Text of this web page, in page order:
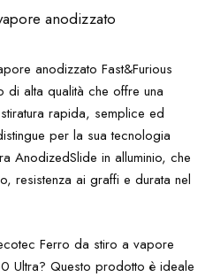
anodizzato
anodizzato Fast&Furious
alta qualità che offre una
rapida, semplice ed
per la sua tecnologia
AnodizedSlide in alluminio, che
resistenza ai graffi e durata nel
Ferro da stiro a vapore
Ultra? Questo prodotto è ideale